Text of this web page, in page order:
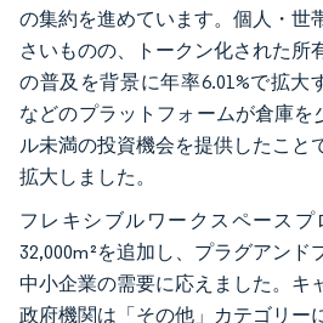
の集約を進めています。個人・世
さいものの、トークン化された所
の普及を背景に年率6.01%で拡大
などのプラットフォームが倉庫を
ル未満の投資機会を提供したこと
拡大しました。
フレキシブルワークスペースプ
32,000m²を追加し、プラグアンド
中小企業の需要に応えました。キ
政府機関は「その他」カテゴリー